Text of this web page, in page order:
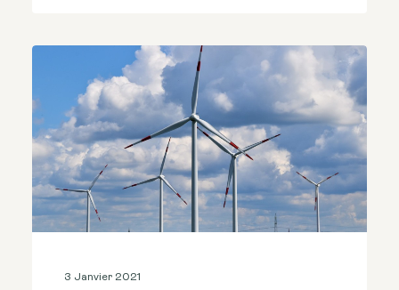
3 Janvier 2021